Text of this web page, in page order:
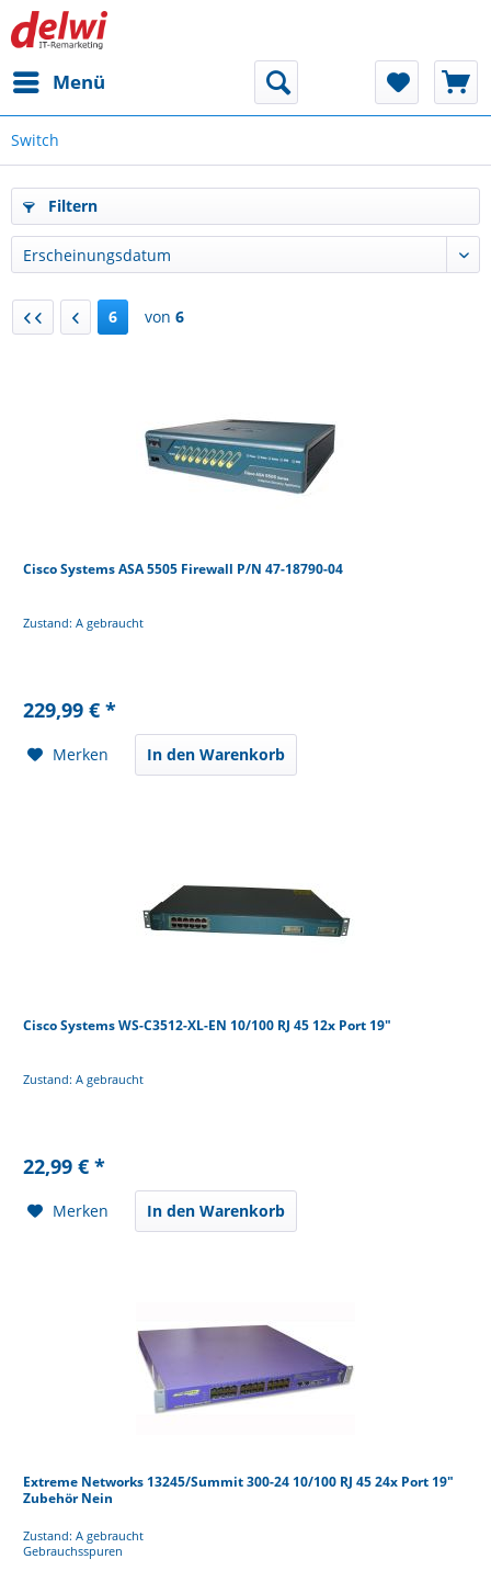
Menü
Switch
Filtern
6 von 6
Cisco Systems ASA 5505 Firewall P/N 47-18790-04
Zustand: A gebraucht
229,99 € *
Merken In den Warenkorb
Cisco Systems WS-C3512-XL-EN 10/100 RJ 45 12x Port 19"
Zustand: A gebraucht
22,99 € *
Merken In den Warenkorb
Extreme Networks 13245/Summit 300-24 10/100 RJ 45 24x Port 19"
Zubehör Nein
Zustand: A gebraucht
Gebrauchsspuren